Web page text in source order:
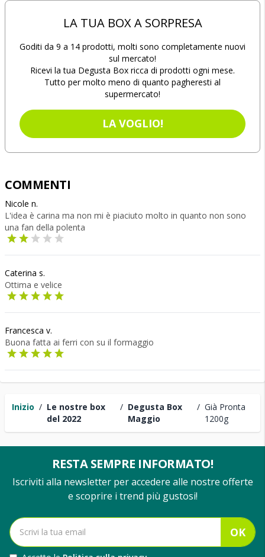
Inizio / Le nostre box
del 2022
/ Degusta Box
Maggio
/ Già Pronta
1200g
LA TUA BOX A SORPRESA
Goditi da 9 a 14 prodotti, molti sono completamente nuovi
sul mercato!
Ricevi la tua Degusta Box ricca di prodotti ogni mese.
Tutto per molto meno di quanto pagheresti al
supermercato!
LA VOGLIO!
COMMENTI
Nicole n.
L'idea è carina ma non mi è piaciuto molto in quanto non sono
una fan della polenta
Caterina s.
Ottima e velice
Francesca v.
Buona fatta ai ferri con su il formaggio
RESTA SEMPRE INFORMATO!
Iscriviti alla newsletter per accedere alle nostre offerte
e scoprire i trend più gustosi!
OK